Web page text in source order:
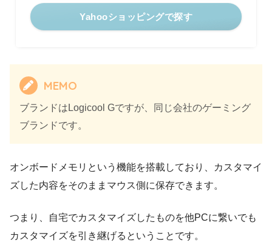
Yahooショッピングで探す
MEMO
ブランドはLogicool Gですが、同じ会社のゲーミング
ブランドです。
オンボードメモリという機能を搭載しており、カスタマイ
ズした内容をそのままマウス側に保存できます。
つまり、自宅でカスタマイズしたものを他PCに繋いでも
カスタマイズを引き継げるということです。